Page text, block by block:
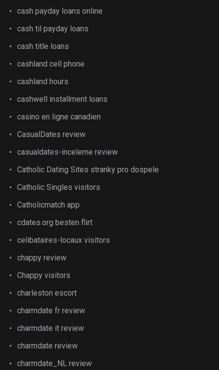
cash payday loans online
cash til payday loans
cash title loans
cashland cell phone
cashland hours
cashwell installment loans
casino en ligne canadien
CasualDates review
casualdates-inceleme review
Catholic Dating Sites stranky pro dospele
Catholic Singles visitors
Catholicmatch app
cdates.org besten flirt
celibataires-locaux visitors
chappy review
Chappy visitors
charleston escort
charmdate fr review
charmdate it review
charmdate review
charmdate_NL review